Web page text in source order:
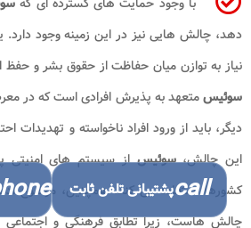
دهد، چالش هایی نیز در این زمینه وجود
نیاز به توازن میان حفاظت از حقوق بشر و
سوئیسمتعهد به پذیرش افرادی است که در
دیگر، باید از ورود افراد ناخواسته و تهدیدات
این چالش،سوئیساز سیستم های امنیتی
کشورها استفاده می کند. همچنین، موضوع
چالش هاست، زیرا تطابق فرهنگی و اجتماعی
callپشتیبانی تلفن ثابت